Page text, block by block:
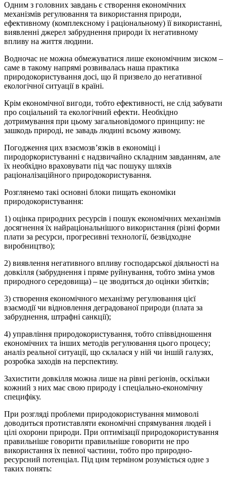
Одним з головних завдань є створення економічних
механізмів регулювання та використання природи,
ефективному (комплексному і раціональному) її використанні,
виявленні джерел забруднення природи їх негативному
впливу на життя людини.
Водночас не можна обмежуватися лише економічним зиском –
саме в такому напрямі розвивалась наша практика
природокористування досі, що й призвело до негативної
екологічної ситуації в країні.
Крім економічної вигоди, тобто ефективності, не слід забувати
про соціальний та екологічний ефекти. Необхідно
дотримування при цьому загальновідомого принципу: не
зашкодь природі, не завадь людині всьому живому.
Погодження цих взаємозв’язків в економіці і
пиродоркористуванні є надзвичайно складним завданням, але
їх необхідно враховувати під час пошуку шляхів
раціоналізаційного природокористування.
Розглянемо такі основні блоки пищать економіки
природокористування:
1) оцінка природних ресурсів і пошук економічних механізмів
досягнення їх найраціональнішого використання (різні форми
плати за ресурси, прогресивні технології, безвідходне
виробництво);
2) виявлення негативного впливу господарської діяльності на
довкілля (забруднення і пряме руйнування, тобто зміна умов
природного середовища) – це зводиться до оцінки збитків;
3) створення економічного механізму регулювання цієї
взаємодії чи відновлення деградованої природи (плата за
забруднення, штрафні санкції);
4) управління природокористування, тобто співвідношення
економічних та інших методів регулювання цього процесу;
аналіз реальної ситуації, що склалася у ній чи іншій галузях,
розробка заходів на перспективу.
Захистити довкілля можна лише на рівні регіонів, оскільки
кожний з них має свою природу і спеціально-економічну
специфіку.
При розгляді проблеми природокористування мимоволі
доводиться протиставляти економічні спрямування людей і
цілі охорони природи. При оптимізації природокористування
правильніше говорити правильніше говорити не про
використання їх певної частини, тобто про природно-
ресурсний потенціал. Під цим терміном розуміється одне з
таких понять: